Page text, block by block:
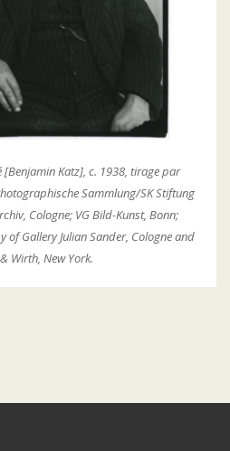
[Benjamin Katz], c. 1938, tirage par
Sammlung/SK Stiftung
Cologne; VG Bild-Kunst, Bonn;
of Gallery Julian Sander, Cologne and
Wirth, New York.